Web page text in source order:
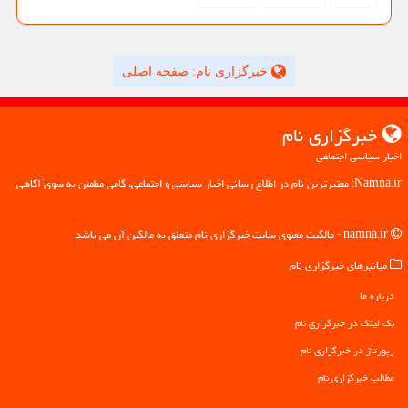
خبرگزاری نام: صفحه اصلی
خبرگزاری نام
اخبار سیاسی اجتماعی
Namna.ir: معتبرترین نام در اطلاع رسانی اخبار سیاسی و اجتماعی، گامی مطمئن به سوی آگاهی
میانبرهای خبرگزاری نام
درباره ما
بک لینک در خبرگزاری نام
رپورتاژ در خبرگزاری نام
مطالب خبرگزاری نام